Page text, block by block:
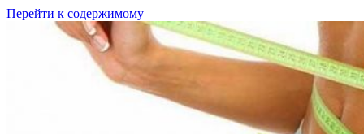
Перейти к содержимому